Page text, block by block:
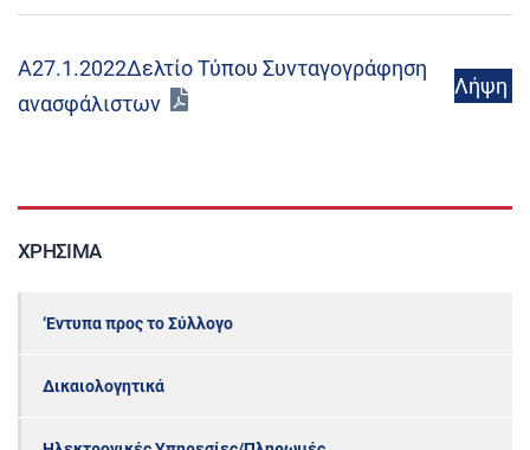
Α27.1.2022Δελτίο Τύπου Συνταγογράφηση
ανασφάλιστων
Λήψη
ΧΡΉΣΙΜΑ
‘Εντυπα προς το Σύλλογο
Δικαιολογητικά